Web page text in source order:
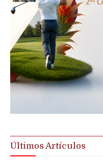
Últimos Artículos